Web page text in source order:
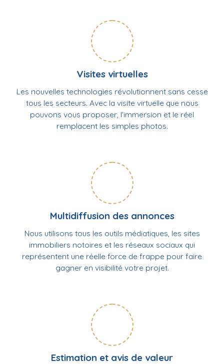
Visites virtuelles
Les nouvelles technologies révolutionnent sans cesse
tous les secteurs. Avec la visite virtuelle que nous
pouvons vous proposer, l'immersion et le réel
remplacent les simples photos.
Multidiffusion des annonces
Nous utilisons tous les outils médiatiques, les sites
immobiliers notoires et les réseaux sociaux qui
représentent une réelle force de frappe pour faire
gagner en visibilité votre projet.
Estimation et avis de valeur